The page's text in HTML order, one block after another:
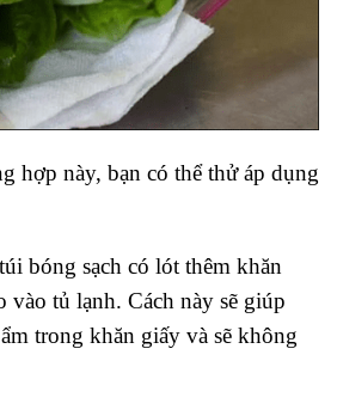
hợp này, bạn có thể thử áp dụng
bóng sạch có lót thêm khăn
tủ lạnh. Cách này sẽ giúp
trong khăn giấy và sẽ không